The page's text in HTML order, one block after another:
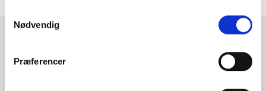
Nødvendig
Præferencer
Rammeshoppen ApS